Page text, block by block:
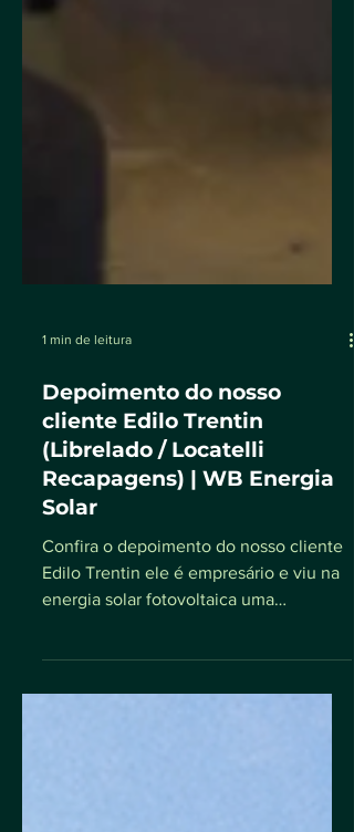
1 min de leitura
Depoimento do nosso
cliente Edilo Trentin
(Librelado / Locatelli
Recapagens) | WB Energia
Solar
Confira o depoimento do nosso cliente
Edilo Trentin ele é empresário e viu na
oportunidade de tornar sua...